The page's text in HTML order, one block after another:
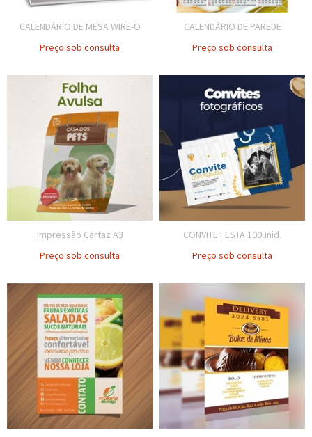
CALENDÁRIO DE MESA WIRE-O
Preço sob consulta
CALENDÁRIO DE PAREDE
Preço sob consulta
Impressão Cartaz A3
Preço sob consulta
CONVITE FESTA 100unid.
Preço sob consulta